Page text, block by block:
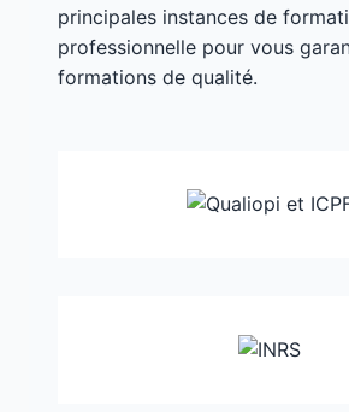
principales instances de
professionnelle pour vous
formations de qualité.